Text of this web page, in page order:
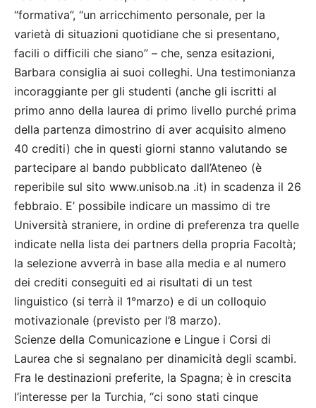
“formativa”, “un arricchimento personale, per la
varietà di situazioni quotidiane che si presentano,
facili o difficili che siano” – che, senza esitazioni,
Barbara consiglia ai suoi colleghi. Una testimonianza
incoraggiante per gli studenti (anche gli iscritti al
primo anno della laurea di primo livello purché prima
della partenza dimostrino di aver acquisito almeno
40 crediti) che in questi giorni stanno valutando se
partecipare al bando pubblicato dall’Ateneo (è
reperibile sul sito www.unisob.na .it) in scadenza il 26
febbraio. E’ possibile indicare un massimo di tre
Università straniere, in ordine di preferenza tra quelle
indicate nella lista dei partners della propria Facoltà;
la selezione avverrà in base alla media e al numero
dei crediti conseguiti ed ai risultati di un test
linguistico (si terrà il 1°marzo) e di un colloquio
motivazionale (previsto per l’8 marzo).
Scienze della Comunicazione e Lingue i Corsi di
Laurea che si segnalano per dinamicità degli scambi.
Fra le destinazioni preferite, la Spagna; è in crescita
l’interesse per la Turchia, “ci sono stati cinque